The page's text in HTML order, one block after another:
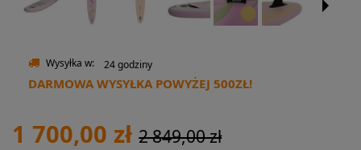
Wysyłka w: 24 godziny
DARMOWA WYSYŁKA POWYŻEJ 500ZŁ!
1 700,00 zł 2 849,00 zł